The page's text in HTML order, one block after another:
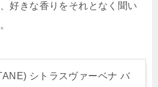
好きな香りをそれとなく聞い
シトラスヴァーベナ バ